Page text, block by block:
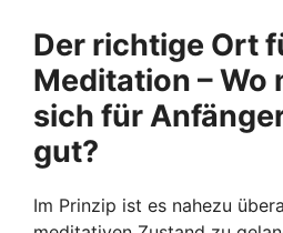
Der richtige Ort
Meditation – Wo
sich für
gut?
Im Prinzip ist es nahezu